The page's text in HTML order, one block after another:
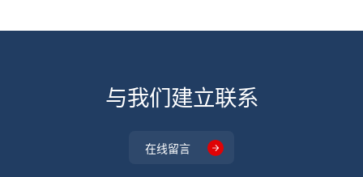
与我们建立联系
在线留言